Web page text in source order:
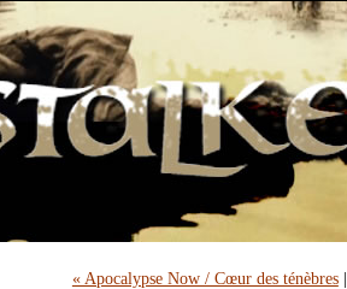
« Apocalypse Now / Cœur des ténèbres|